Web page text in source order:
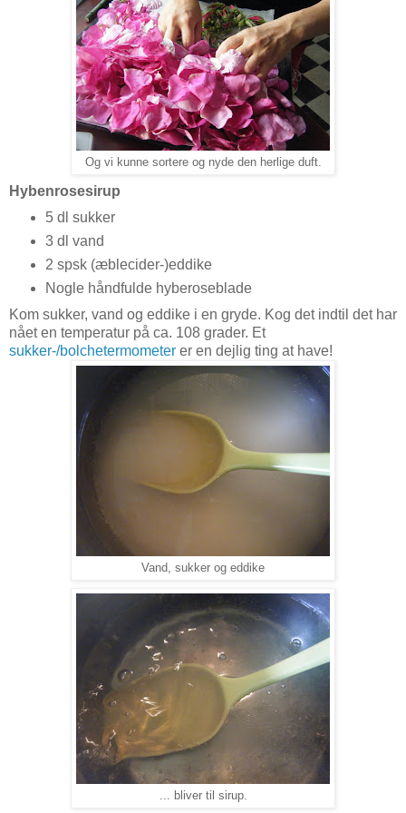
Og vi kunne sortere og nyde den herlige duft.
Hybenrosesirup
5 dl sukker
3 dl vand
2 spsk (æblecider-)eddike
Nogle håndfulde hyberoseblade
Kom sukker, vand og eddike i en gryde. Kog det indtil det har
nået en temperatur på ca. 108 grader. Et
sukker-/bolchetermometer er en dejlig ting at have!
Vand, sukker og eddike
... bliver til sirup.